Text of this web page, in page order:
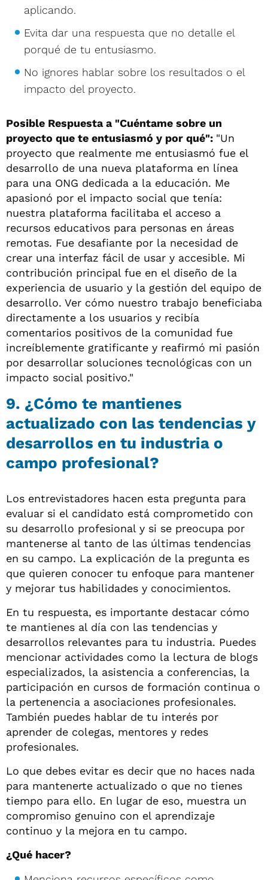
aplicando.
Evita dar una respuesta que no detalle el
porqué de tu entusiasmo.
No ignores hablar sobre los resultados o el
impacto del proyecto.
Posible Respuesta a "Cuéntame sobre un
proyecto que te entusiasmó y por qué": "Un
proyecto que realmente me entusiasmó fue el
desarrollo de una nueva plataforma en línea
para una ONG dedicada a la educación. Me
apasionó por el impacto social que tenía:
nuestra plataforma facilitaba el acceso a
recursos educativos para personas en áreas
remotas. Fue desafiante por la necesidad de
crear una interfaz fácil de usar y accesible. Mi
contribución principal fue en el diseño de la
experiencia de usuario y la gestión del equipo de
desarrollo. Ver cómo nuestro trabajo beneficiaba
directamente a los usuarios y recibía
comentarios positivos de la comunidad fue
increíblemente gratificante y reafirmó mi pasión
por desarrollar soluciones tecnológicas con un
impacto social positivo."
9. ¿Cómo te mantienes
actualizado con las tendencias y
desarrollos en tu industria o
campo profesional?
Los entrevistadores hacen esta pregunta para
evaluar si el candidato está comprometido con
su desarrollo profesional y si se preocupa por
mantenerse al tanto de las últimas tendencias
en su campo. La explicación de la pregunta es
que quieren conocer tu enfoque para mantener
y mejorar tus habilidades y conocimientos.
En tu respuesta, es importante destacar cómo
te mantienes al día con las tendencias y
desarrollos relevantes para tu industria. Puedes
mencionar actividades como la lectura de blogs
especializados, la asistencia a conferencias, la
participación en cursos de formación continua o
la pertenencia a asociaciones profesionales.
También puedes hablar de tu interés por
aprender de colegas, mentores y redes
profesionales.
Lo que debes evitar es decir que no haces nada
para mantenerte actualizado o que no tienes
tiempo para ello. En lugar de eso, muestra un
compromiso genuino con el aprendizaje
continuo y la mejora en tu campo.
¿Qué hacer?